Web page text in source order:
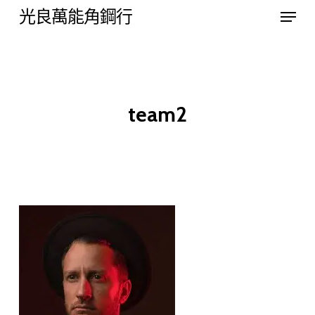
光良萬能角鋼行 Menu
team2